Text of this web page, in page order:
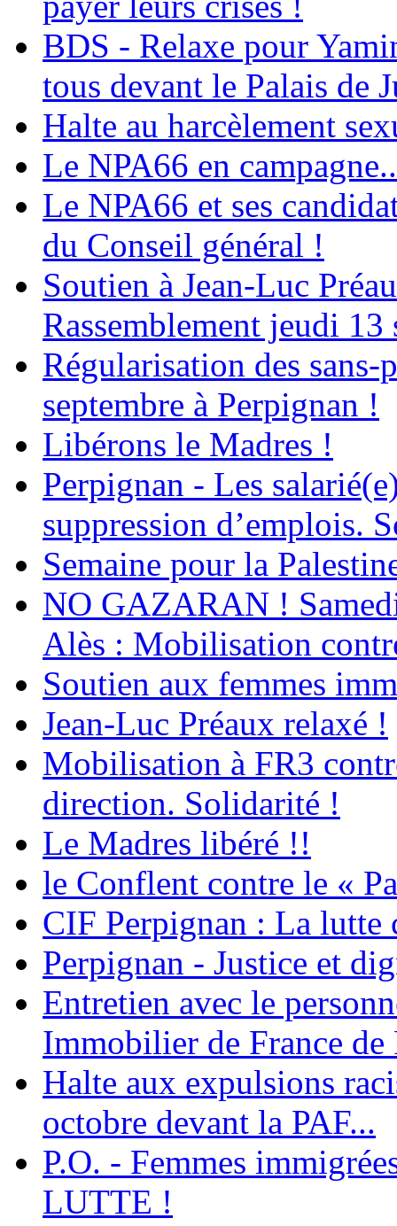
BDS - Relaxe pour
tous devant le Palais de
Halte au harcèlement
Le NPA66 en
Le NPA66 et ses
du Conseil général !
Soutien à Jean-Luc
Rassemblement jeudi 13
Régularisation des
septembre à Perpignan !
Libérons le Madres !
Perpignan - Les
suppression d’emplois.
Semaine pour la
NO GAZARAN !
Alès : Mobilisation
Soutien aux femmes
Jean-Luc Préaux relaxé !
Mobilisation à FR3
direction. Solidarité !
Le Madres libéré !!
le Conflent contre le «
CIF Perpignan : La lutte
Perpignan - Justice et
Entretien avec le
Immobilier de France de
Halte aux expulsions
octobre devant la PAF...
P.O. - Femmes
LUTTE !